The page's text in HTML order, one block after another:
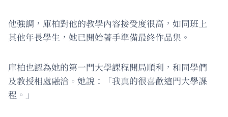
他強調，庫柏對他的教學內容接受度很高，如同班上
其他年長學生，她已開始著手準備最終作品集。
庫柏也認為她的第一門大學課程開局順利，和同學們
及教授相處融洽。她說：「我真的很喜歡這門大學課
程。」